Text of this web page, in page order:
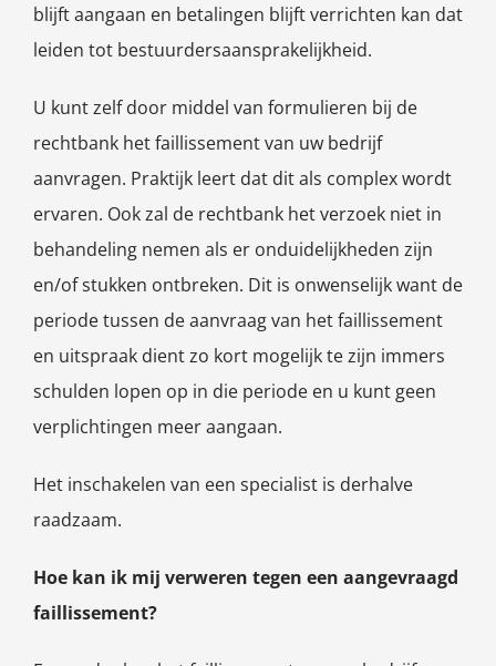
blijft aangaan en betalingen blijft verrichten kan dat
leiden tot bestuurdersaansprakelijkheid.
U kunt zelf door middel van formulieren bij de
rechtbank het faillissement van uw bedrijf
aanvragen. Praktijk leert dat dit als complex wordt
ervaren. Ook zal de rechtbank het verzoek niet in
behandeling nemen als er onduidelijkheden zijn
en/of stukken ontbreken. Dit is onwenselijk want de
periode tussen de aanvraag van het faillissement
en uitspraak dient zo kort mogelijk te zijn immers
schulden lopen op in die periode en u kunt geen
verplichtingen meer aangaan.
Het inschakelen van een specialist is derhalve
raadzaam.
Hoe kan ik mij verweren tegen een aangevraagd
faillissement?